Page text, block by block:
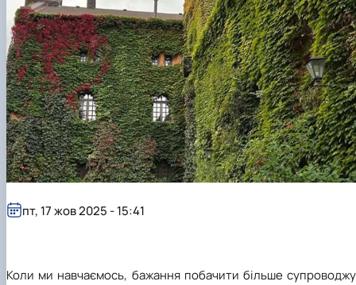
Коли ми навчаємось, бажання побачити більше
пт, 17 жов 2025 - 15:41